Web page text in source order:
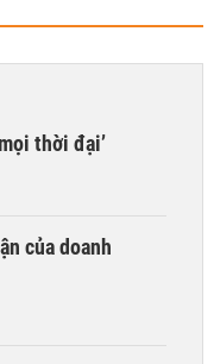
thời đại’
của doanh